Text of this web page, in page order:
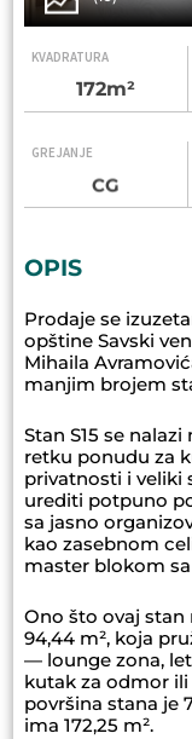
KVADRATURA
172m²
GREJANJE
CG
OPIS
Prodaje se
opštine Savski
Mihaila
manjim brojem
Stan S15 se
retku ponudu za
privatnosti i veliki
urediti potpuno
sa jasno
kao zasebnom
master blokom
Ono što ovaj stan
94,44 m², koja
— lounge zona,
kutak za odmor
površina stana je
ima 172,25 m².